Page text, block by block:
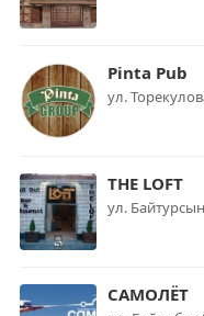
Pinta Pub
ул.
THE LOFT
ул.
САМОЛЁТ